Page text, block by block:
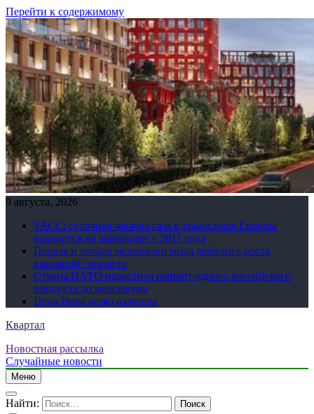
Перейти к содержимому
9 августа, 2026
ТАСС: суточная закачка газа в хранилища Европы
находится на минимуме с 2011 года
Первая и вторая экономики мира добились роста
взаимной торговли
Страна НАТО нарастила импорт одного российского
продукта до максимума
Цена Brent резко взлетела
Квартал
Новостная рассылка
Случайные новости
Меню
Найти: